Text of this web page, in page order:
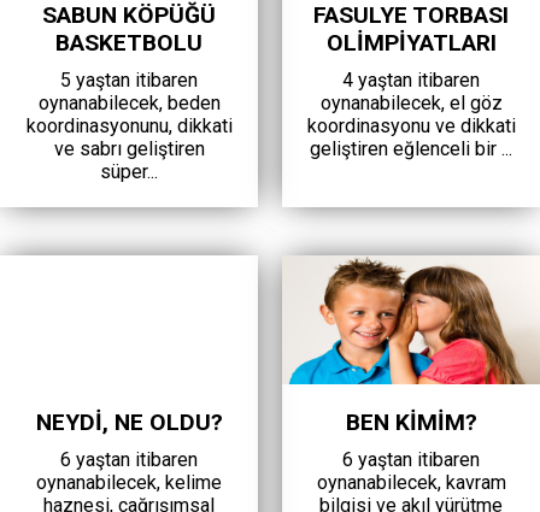
SABUN KÖPÜĞÜ
BASKETBOLU
5 yaştan itibaren
oynanabilecek, beden
koordinasyonunu, dikkati
ve sabrı geliştiren
süper...
FASULYE TORBASI
OLİMPİYATLARI
4 yaştan itibaren
oynanabilecek, el göz
koordinasyonu ve dikkati
geliştiren eğlenceli bir ...
NEYDİ, NE OLDU?
6 yaştan itibaren
oynanabilecek, kelime
haznesi, çağrışımsal
BEN KİMİM?
6 yaştan itibaren
oynanabilecek, kavram
bilgisi ve akıl yürütme